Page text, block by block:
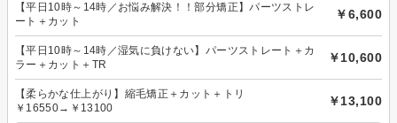
【平日10時～14時／お悩み解決！！部分矯正】パーツストレ
ート＋カット
￥6,600
【平日10時～14時／湿気に負けない】パーツストレート＋カ
ラー＋カット＋TR
￥10,600
【柔らかな仕上がり】縮毛矯正＋カット＋トリ
￥16550→￥13100
￥13,100